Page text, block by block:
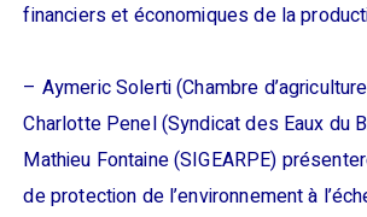
financiers et économiques de la
– Aymeric Solerti (Chambre
Charlotte Penel (Syndicat des Eaux du
Mathieu Fontaine (SIGEARPE)
de protection de l’environnement à